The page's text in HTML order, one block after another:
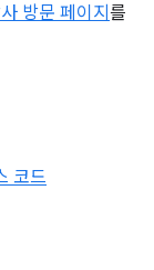
방문 페이지 를
코드